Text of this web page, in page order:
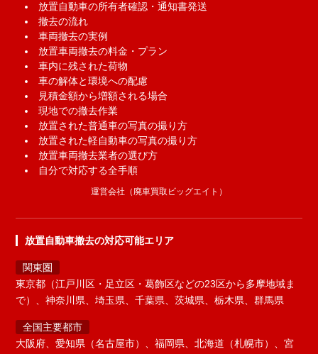
放置自動車の所有者確認・通知書発送
撤去の流れ
車両撤去の実例
放置車両撤去の料金・プラン
車内に残された荷物
車の解体と環境への配慮
見積金額から増額される場合
現地での撤去作業
放置された普通車の写真の撮り方
放置された軽自動車の写真の撮り方
放置車両撤去業者の選び方
自分で対応する全手順
運営会社（廃車買取ビッグエイト）
放置自動車撤去の対応可能エリア
関東圏
東京都（江戸川区・足立区・葛飾区などの23区から多摩地域ま
で）、神奈川県、埼玉県、千葉県、茨城県、栃木県、群馬県
全国主要都市
大阪府、愛知県（名古屋市）、福岡県、北海道（札幌市）、宮